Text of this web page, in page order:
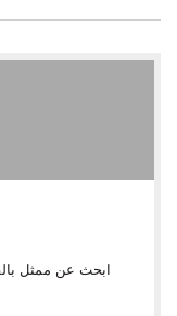
ابحث عن ممثل